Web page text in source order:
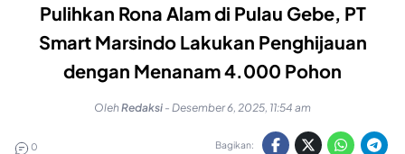
Pulihkan Rona Alam di Pulau Gebe, PT
Smart Marsindo Lakukan Penghijauan
dengan Menanam 4.000 Pohon
OlehRedaksi - Desember 6, 2025, 11:54 am
0 Bagikan: